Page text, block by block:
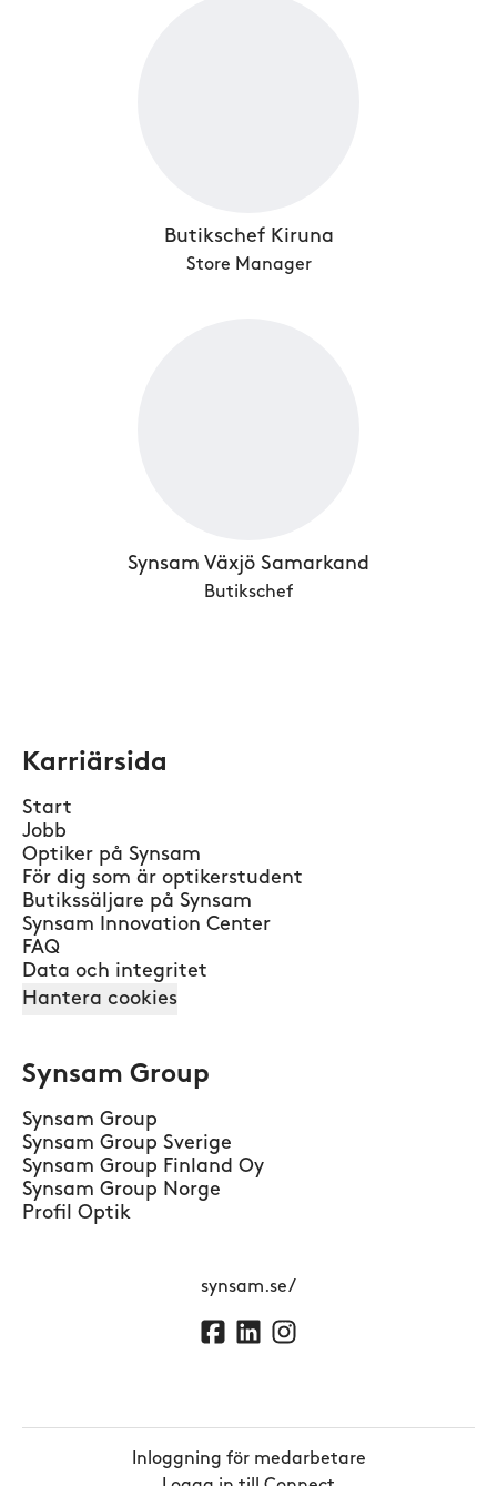
Butikschef Kiruna
Store Manager
Synsam Växjö Samarkand
Butikschef
Karriärsida
Start
Jobb
Optiker på Synsam
För dig som är optikerstudent
Butikssäljare på Synsam
Synsam Innovation Center
FAQ
Data och integritet
Hantera cookies
Synsam Group
Synsam Group
Synsam Group Sverige
Synsam Group Finland Oy
Synsam Group Norge
Profil Optik
synsam.se/
Inloggning för medarbetare